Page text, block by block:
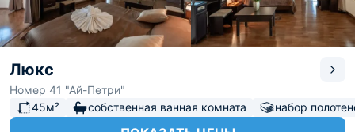
Люкс
Номер 41 "Ай-Петри"
45м²
собственная ванная комната набор